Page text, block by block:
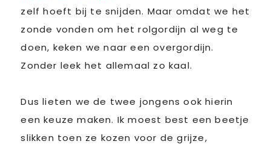
zelf hoeft bij te snijden. Maar omdat we het
zonde vonden om het rolgordijn al weg te
doen, keken we naar een overgordijn.
Zonder leek het allemaal zo kaal.
Dus lieten we de twee jongens ook hierin
een keuze maken. Ik moest best een beetje
slikken toen ze kozen voor de grijze,